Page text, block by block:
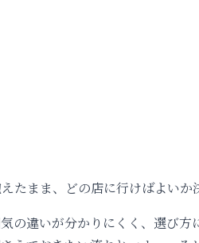
たまま、どの店に行けばよい
違いが分かりにくく、選び